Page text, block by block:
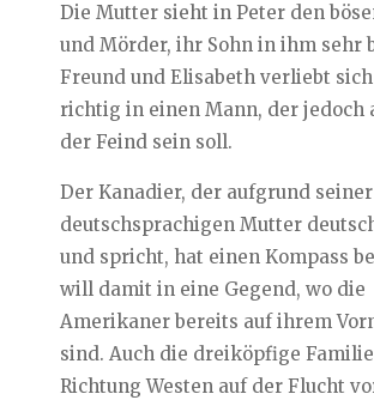
Die Mutter sieht in Peter den
und Mörder, ihr Sohn in ihm sehr
Freund und Elisabeth verliebt
richtig in einen Mann, der jedoch
der Feind sein soll.
Der Kanadier, der aufgrund seiner
deutschsprachigen Mutter
und spricht, hat einen Kompass
will damit in eine Gegend, wo die
Amerikaner bereits auf ihrem
sind. Auch die dreiköpfige
Richtung Westen auf der Flucht